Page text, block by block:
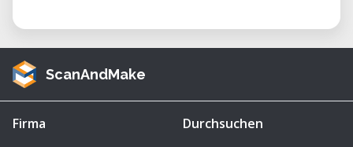
ScanAndMake
Firma Durchsuchen